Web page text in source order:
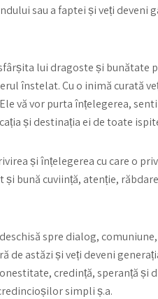
sau a faptei și veți deveni
lui dragoste și
înstelat. Cu o inimă curată
vă vor purta înțelegerea,
și destinația ei de toate
și înțelegerea cu care o
bună cuviință, atenție,
spre dialog,
astăzi și veți deveni
credință, speranță și
simpli ș.a.